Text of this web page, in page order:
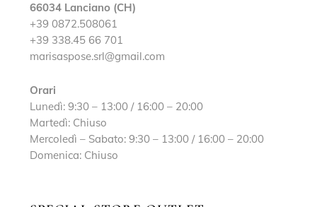
66034 Lanciano (CH)
+39 0872.508061
+39 338.45 66 701
marisaspose.srl@gmail.com
Orari
Lunedì: 9:30 – 13:00 / 16:00 – 20:00
Martedì: Chiuso
Mercoledì – Sabato: 9:30 – 13:00 / 16:00 – 20:00
Domenica: Chiuso